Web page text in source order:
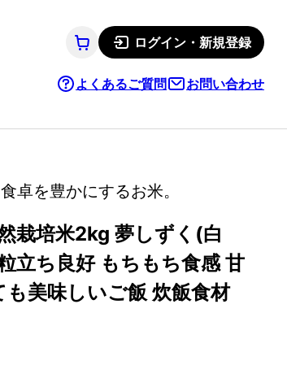
ログイン・新規登録
よくあるご質問 お問い合わせ
卓を豊かにするお米。
栽培米2kg 夢しずく(白
立ち良好 もちもち食感 甘
美味しいご飯 炊飯食材